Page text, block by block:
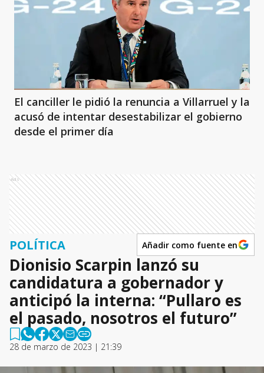
El canciller le pidió la renuncia a Villarruel y la
acusó de intentar desestabilizar el gobierno
desde el primer día
Ads
POLÍTICA Añadir como fuente en
Dionisio Scarpin lanzó su
candidatura a gobernador y
anticipó la interna: “Pullaro es
el pasado, nosotros el futuro”
28 de marzo de 2023 | 21:39